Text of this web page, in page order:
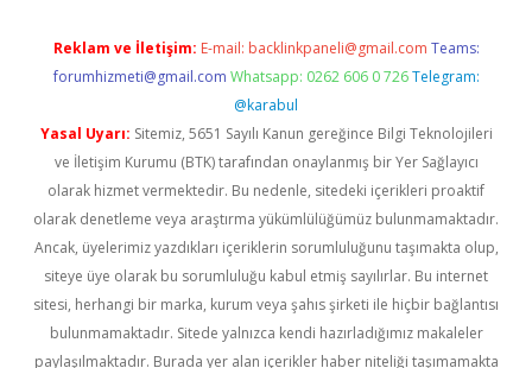
Reklam ve İletişim: E-mail: backlinkpaneli@gmail.com Teams:
forumhizmeti@gmail.com Whatsapp: 0262 606 0 726 Telegram:
@karabul
Yasal Uyarı: Sitemiz, 5651 Sayılı Kanun gereğince Bilgi Teknolojileri
ve İletişim Kurumu (BTK) tarafından onaylanmış bir Yer Sağlayıcı
olarak hizmet vermektedir. Bu nedenle, sitedeki içerikleri proaktif
olarak denetleme veya araştırma yükümlülüğümüz bulunmamaktadır.
Ancak, üyelerimiz yazdıkları içeriklerin sorumluluğunu taşımakta olup,
siteye üye olarak bu sorumluluğu kabul etmiş sayılırlar. Bu internet
sitesi, herhangi bir marka, kurum veya şahıs şirketi ile hiçbir bağlantısı
bulunmamaktadır. Sitede yalnızca kendi hazırladığımız makaleler
paylaşılmaktadır. Burada yer alan içerikler haber niteliği taşımamakta